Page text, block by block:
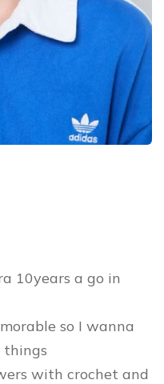
10years a go in
so I wanna
things
with crochet and